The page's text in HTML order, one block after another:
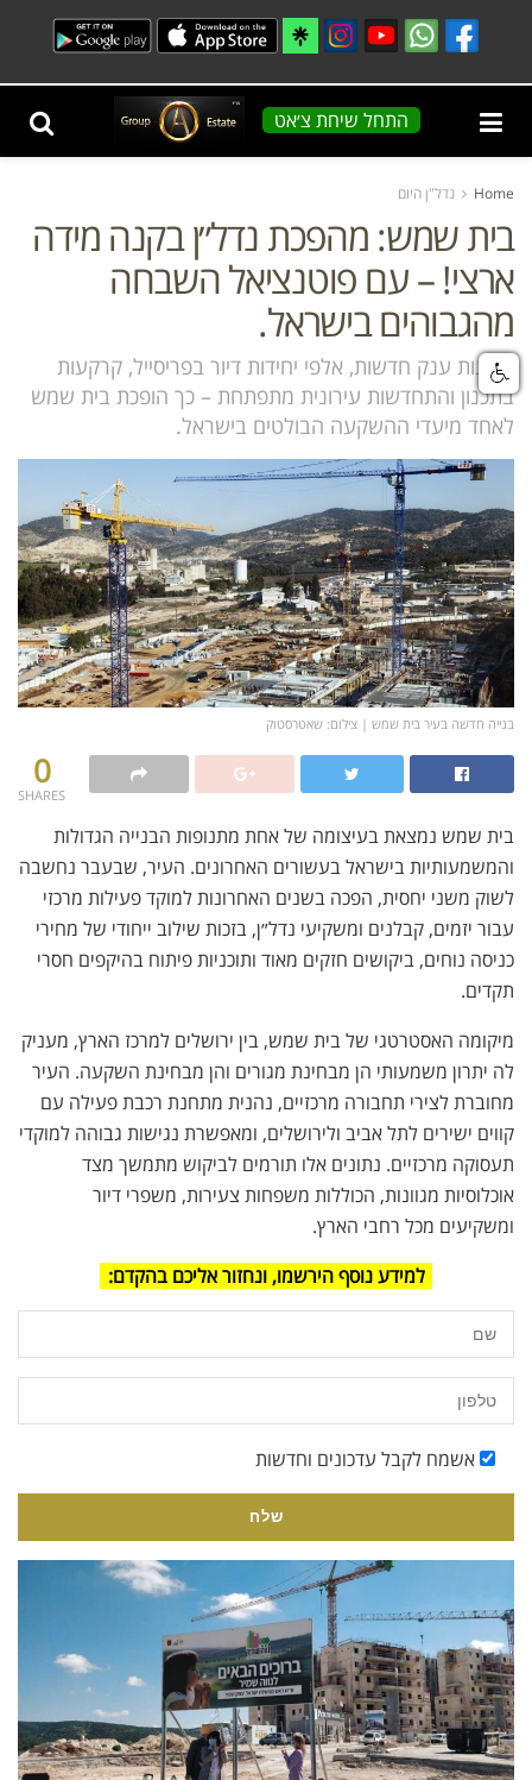
התחל שיחת צ׳אט
Home נדל"ן היום
בית שמש: מהפכת נדל״ן בקנה מידה
ארצי! – עם פוטנציאל השבחה
מהגבוהים בישראל.
שכונות ענק חדשות, אלפי יחידות דיור בפריסייל, קרקעות
בתכנון והתחדשות עירונית מתפתחת – כך הופכת בית שמש
לאחד מיעדי ההשקעה הבולטים בישראל.
בנייה חדשה בעיר בית שמש | צילום: שאטרסטוק
0
SHARES
בית שמש נמצאת בעיצומה של אחת מתנופות הבנייה הגדולות
והמשמעותיות בישראל בעשורים האחרונים. העיר, שבעבר נחשבה
לשוק משני יחסית, הפכה בשנים האחרונות למוקד פעילות מרכזי
עבור יזמים, קבלנים ומשקיעי נדל״ן, בזכות שילוב ייחודי של מחירי
כניסה נוחים, ביקושים חזקים מאוד ותוכניות פיתוח בהיקפים חסרי
תקדים.
מיקומה האסטרטגי של בית שמש, בין ירושלים למרכז הארץ, מעניק
לה יתרון משמעותי הן מבחינת מגורים והן מבחינת השקעה. העיר
מחוברת לצירי תחבורה מרכזיים, נהנית מתחנת רכבת פעילה עם
קווים ישירים לתל אביב ולירושלים, ומאפשרת נגישות גבוהה למוקדי
תעסוקה מרכזיים. נתונים אלו תורמים לביקוש מתמשך מצד
אוכלוסיות מגוונות, הכוללות משפחות צעירות, משפרי דיור
ומשקיעים מכל רחבי הארץ.
למידע נוסף הירשמו, ונחזור אליכם בהקדם:
אשמח לקבל עדכונים וחדשות